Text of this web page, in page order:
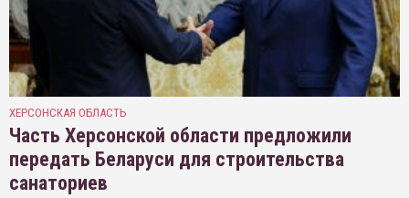
ХЕРСОНСКАЯ ОБЛАСТЬ
Часть Херсонской области предложили
передать Беларуси для строительства
санаториев